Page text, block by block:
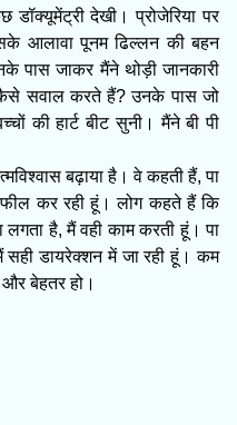
डॉक्यूमेंट्री देखी। प्रोजेरिया पर
आलावा पूनम ढिल्लन की बहन
पास जाकर मैंने थोड़ी जानकारी
कैसे सवाल करते हैं? उनके पास जो
की हार्ट बीट सुनी। मैंने बी पी
बढ़ाया है। वे कहती हैं, पा
कर रही हूं। लोग कहते हैं कि
है, मैं वही काम करती हूं। पा
डायरेक्शन में जा रही हूं। कम
और बेहतर हो।